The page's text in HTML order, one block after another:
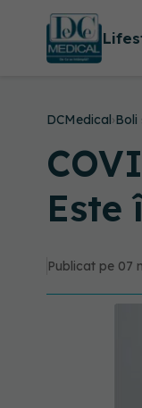
DCMedical›Boli
Este
Publicat pe 07